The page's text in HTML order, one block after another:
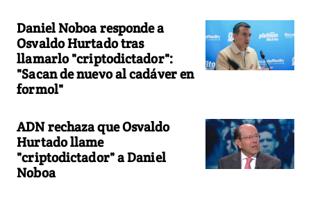
Daniel Noboa responde a
Osvaldo Hurtado tras
llamarlo "criptodictador":
"Sacan de nuevo al cadáver en
formol"
ADN rechaza que Osvaldo
Hurtado llame
"criptodictador" a Daniel
Noboa